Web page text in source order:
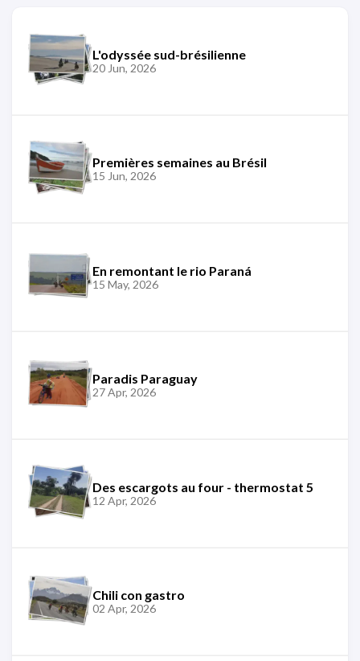
L'odyssée sud-brésilienne
20 Jun, 2026
Premières semaines au Brésil
15 Jun, 2026
En remontant le rio Paraná
15 May, 2026
Paradis Paraguay
27 Apr, 2026
Des escargots au four - thermostat 5
12 Apr, 2026
Chili con gastro
02 Apr, 2026